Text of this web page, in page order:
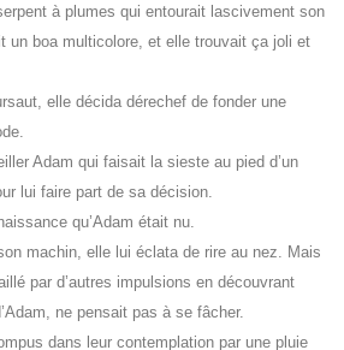
à plumes qui entourait lascivement son
un boa multicolore, et elle trouvait ça joli et
elle décida dérechef de fonder une
Adam qui faisait la sieste au pied d’un
lui faire part de sa décision.
qu’Adam était nu.
machin, elle lui éclata de rire au nez. Mais
par d’autres impulsions en découvrant
ne pensait pas à se fâcher.
dans leur contemplation par une pluie